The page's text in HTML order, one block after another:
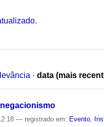
· data (mais
— registrado em: Evento